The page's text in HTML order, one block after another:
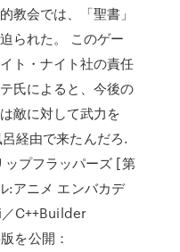
会では、「聖書」
られた。 このゲー
ト・ナイト社の責任
氏によると、今後の
敵に対して武力を
経由で来たんだろ.
プフラッパーズ [第
:アニメ エンバカデ
C++Builder
を公開：